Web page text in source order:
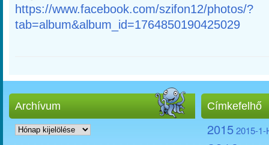
https://www.facebook.com/szifon12/photos/?
tab=album&album_id=1764850190425029
Archívum
Archívum
Címkefelhő
20152015-1-